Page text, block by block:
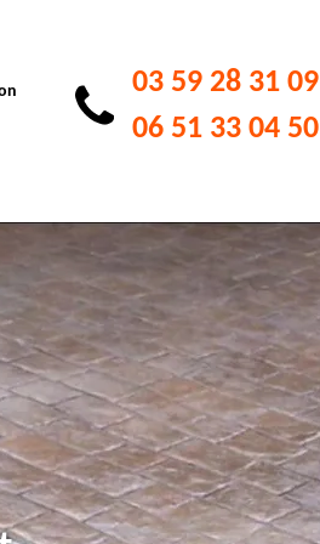
03 59 28 31 09
06 51 33 04 50